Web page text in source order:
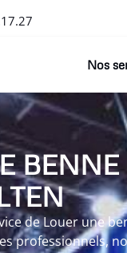
Nos
BENNE
de Louer une
professionnels,